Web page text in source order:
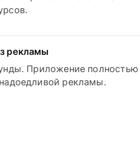
рекламы
Приложение полностью
рекламы.